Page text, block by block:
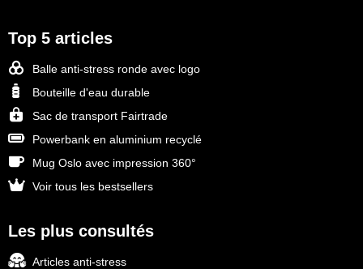
Top 5 articles
Balle anti-stress ronde avec logo
Bouteille d'eau durable
Sac de transport Fairtrade
Powerbank en aluminium recyclé
Mug Oslo avec impression 360°
Voir tous les bestsellers
Les plus consultés
Articles anti-stress